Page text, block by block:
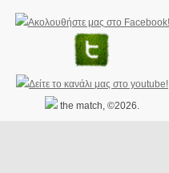
the match, ©2026.